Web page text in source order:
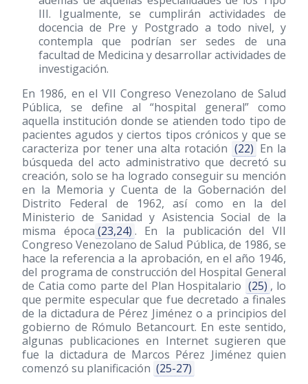
III. Igualmente, se cumplirán actividades de
docencia de Pre y Postgrado a todo nivel, y
contempla que podrían ser sedes de una
facultad de Medicina y desarrollar actividades de
investigación.
En 1986, en el VII Congreso Venezolano de Salud
Pública, se define al “hospital general” como
aquella institución donde se atienden todo tipo de
pacientes agudos y ciertos tipos crónicos y que se
caracteriza por tener una alta rotación (22) En la
búsqueda del acto administrativo que decretó su
creación, solo se ha logrado conseguir su mención
en la Memoria y Cuenta de la Gobernación del
Distrito Federal de 1962, así como en la del
Ministerio de Sanidad y Asistencia Social de la
misma época (23,24) . En la publicación del VII
Congreso Venezolano de Salud Pública, de 1986, se
hace la referencia a la aprobación, en el año 1946,
del programa de construcción del Hospital General
de Catia como parte del Plan Hospitalario (25) , lo
que permite especular que fue decretado a finales
de la dictadura de Pérez Jiménez o a principios del
gobierno de Rómulo Betancourt. En este sentido,
algunas publicaciones en Internet sugieren que
fue la dictadura de Marcos Pérez Jiménez quien
comenzó su planificación (25-27)